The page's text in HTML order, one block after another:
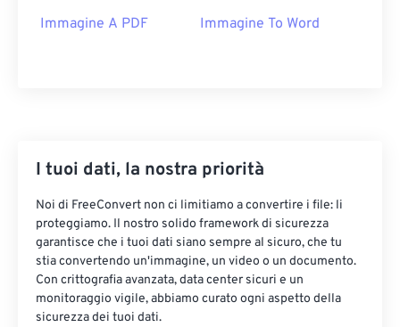
Immagine A PDF Immagine To Word
I tuoi dati, la nostra priorità
Noi di FreeConvert non ci limitiamo a convertire i file: li
proteggiamo. Il nostro solido framework di sicurezza
garantisce che i tuoi dati siano sempre al sicuro, che tu
stia convertendo un'immagine, un video o un documento.
Con crittografia avanzata, data center sicuri e un
monitoraggio vigile, abbiamo curato ogni aspetto della
sicurezza dei tuoi dati.